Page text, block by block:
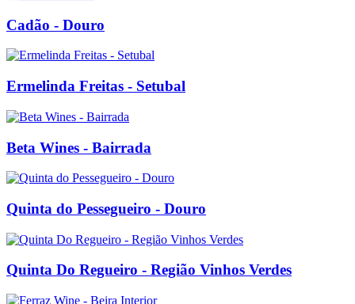
Cadão - Douro
Ermelinda Freitas - Setubal
Beta Wines - Bairrada
Quinta do Pessegueiro - Douro
Quinta Do Regueiro - Região Vinhos Verdes